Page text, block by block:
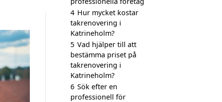
4 Hur mycket kostar
takrenovering i
Katrineholm?
5 Vad hjälper till att
bestämma priset på
takrenovering i
Katrineholm?
6 Sök efter en
professionell för